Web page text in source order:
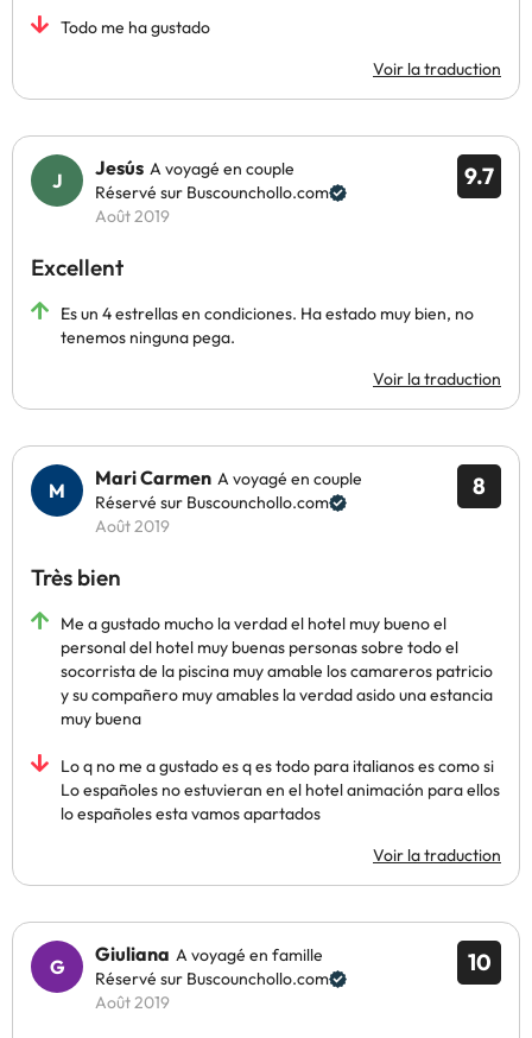
Todo me ha gustado
Voir la traduction
9.7
Jesús A voyagé en couple
Réservé sur Buscounchollo.com
Août 2019
Excellent
Es un 4 estrellas en condiciones. Ha estado muy bien, no
tenemos ninguna pega.
Voir la traduction
8
Mari Carmen A voyagé en couple
Réservé sur Buscounchollo.com
Août 2019
Très bien
Me a gustado mucho la verdad el hotel muy bueno el
personal del hotel muy buenas personas sobre todo el
socorrista de la piscina muy amable los camareros patricio
y su compañero muy amables la verdad asido una estancia
muy buena
Lo q no me a gustado es q es todo para italianos es como si
Lo españoles no estuvieran en el hotel animación para ellos
lo españoles esta vamos apartados
Voir la traduction
10
Giuliana A voyagé en famille
Réservé sur Buscounchollo.com
Août 2019